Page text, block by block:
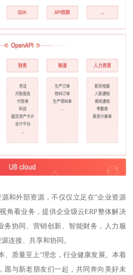
和外部资源，不仅仅立足在“企业资源
角看业务，提供企业级云ERP整体解决
务协同、营销创新、智能财务，人力服
连接、共享和协同。
、质量至上“理念，行业健康发展。本着
愿与新老朋友们一起，共同奔向美好未